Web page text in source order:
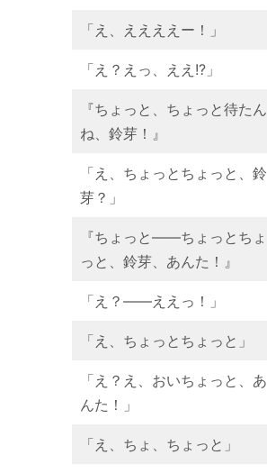
「え、ええええー！」
「え？えっ、ええ!?」
『ちょっと、ちょっと待たん
ね、鈴芽！』
「え、ちょっとちょっと、鈴
芽？」
『ちょっと——ちょっとちょ
っと、鈴芽、あんた！』
「え？——ええっ！」
「え、ちょっとちょっと」
「え？え、おいちょっと、あ
んた！」
「え、ちょ、ちょっと」